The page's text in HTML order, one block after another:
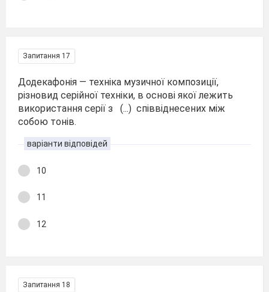
Запитання 17
Додекафонія — техніка музичної композиції,
різновид серійної техніки, в основі якої лежить
використання серії з (...) співвіднесених між
собою тонів.
варіанти відповідей
10
11
12
Запитання 18